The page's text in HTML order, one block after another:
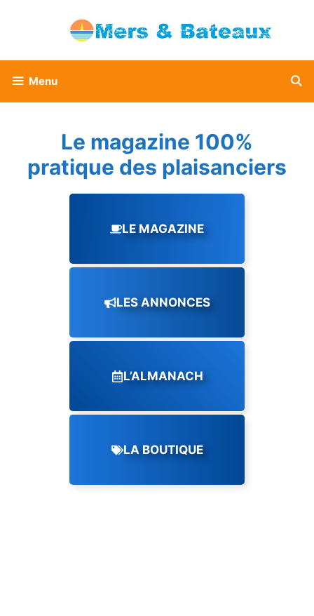
Menu
Le magazine 100%
pratique des plaisanciers
LE MAGAZINE
LES ANNONCES
L’ALMANACH
LA BOUTIQUE